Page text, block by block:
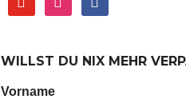
WILLST DU NIX MEHR
Vorname